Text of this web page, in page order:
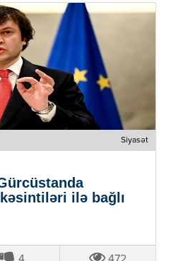
Siyasət
ilə bağlı